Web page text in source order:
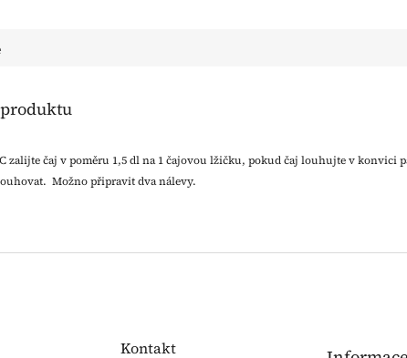
zalijte čaj v poměru 1,5 dl na 1 čajovou lžičku, pokud čaj louhujte v konvici
Možno připravit dva nálevy.
Kontakt